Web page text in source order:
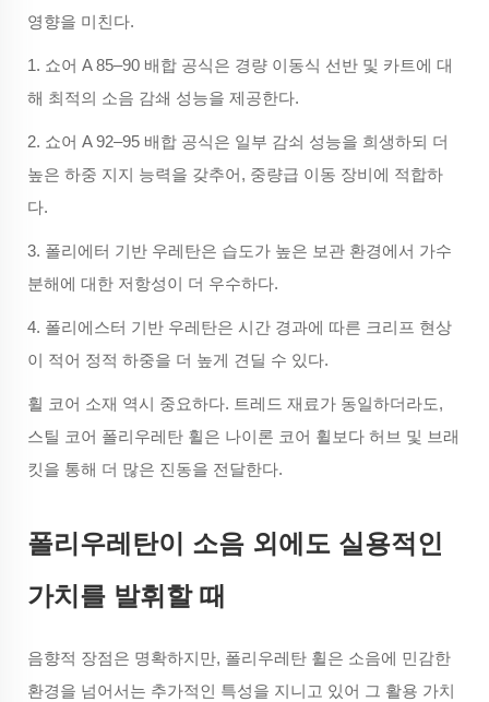
영향을 미친다.
1. 쇼어 A 85–90 배합 공식은 경량 이동식 선반 및 카트에 대
해 최적의 소음 감쇄 성능을 제공한다.
2. 쇼어 A 92–95 배합 공식은 일부 감쇠 성능을 희생하되 더
높은 하중 지지 능력을 갖추어, 중량급 이동 장비에 적합하
다.
3. 폴리에터 기반 우레탄은 습도가 높은 보관 환경에서 가수
분해에 대한 저항성이 더 우수하다.
4. 폴리에스터 기반 우레탄은 시간 경과에 따른 크리프 현상
이 적어 정적 하중을 더 높게 견딜 수 있다.
휠 코어 소재 역시 중요하다. 트레드 재료가 동일하더라도,
스틸 코어 폴리우레탄 휠은 나이론 코어 휠보다 허브 및 브래
킷을 통해 더 많은 진동을 전달한다.
폴리우레탄이 소음 외에도 실용적인
가치를 발휘할 때
음향적 장점은 명확하지만, 폴리우레탄 휠은 소음에 민감한
환경을 넘어서는 추가적인 특성을 지니고 있어 그 활용 가치